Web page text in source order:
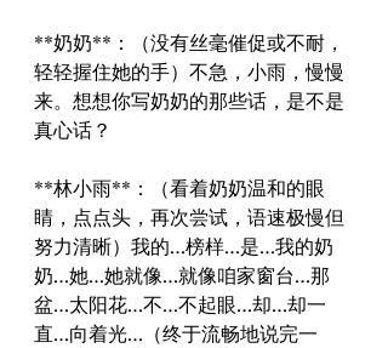
**奶奶**：（没有丝毫催促或不耐，
轻轻握住她的手）不急，小雨，慢慢
来。想想你写奶奶的那些话，是不是
真心话？
**林小雨**：（看着奶奶温和的眼
睛，点点头，再次尝试，语速极慢但
努力清晰）我的…榜样…是…我的奶
奶…她…她就像…就像咱家窗台…那
盆…太阳花…不…不起眼…却…却一
直…向着光…（终于流畅地说完一